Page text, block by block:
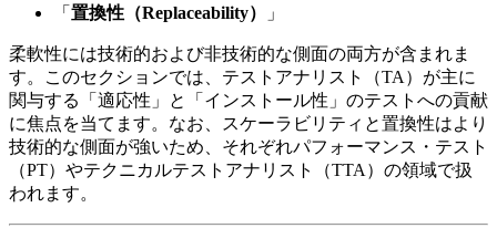
「 置換性（Replaceability） 」
柔軟性には技術的および非技術的な側面の両方が含まれま
す。このセクションでは、テストアナリスト（TA）が主に
関与する「適応性」と「インストール性」のテストへの貢献
に焦点を当てます。なお、スケーラビリティと置換性はより
技術的な側面が強いため、それぞれパフォーマンス・テスト
（PT）やテクニカルテストアナリスト（TTA）の領域で扱
われます。